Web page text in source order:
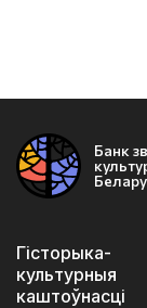
Банк
Гісторыка-
культурныя
каштоўнасці